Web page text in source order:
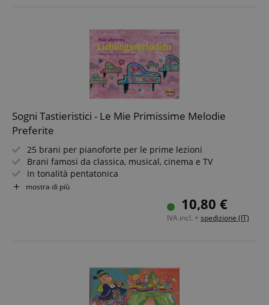
Sogni Tastieristici - Le Mie Primissime Melodie
Preferite
25 brani per pianoforte per le prime lezioni
Brani famosi da classica, musical, cinema e TV
In tonalità pentatonica
Voce di accompagnamento per ogni brano
mostra di più
10,80 €
IVA.incl. + spedizione (IT)